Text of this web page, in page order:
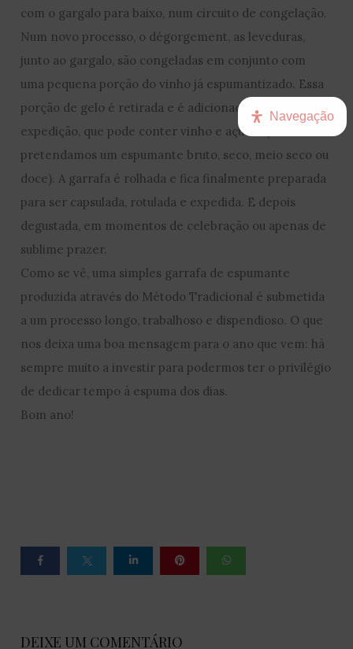
com o gargalo para baixo, num circuito de congelação.
Num novo processo, o dégorgement, as leveduras,
junto ao gargalo, são congeladas em conjunto com
uma pequena porção do vinho já espumantizado. Essa
porção de gelo é retirada e é adicionado o licor de
expedição, que pode conter vinho e açúcar (consoante
pretendamos um espumante bruto, seco, meio seco ou
doce). A garrafa é rolhada e fica finalmente preparada
para ser capsulada, rotulada e expedida. E depois
degustada, em momentos de celebração ou apenas de
sublime prazer.
Como se vê, uma simples garrafa de espumante
produzida através do Método Tradicional é submetida
a um processo longo, trabalhoso e dispendioso. O que
nos deixa uma boa mensagem para o ano que vem: há
sempre muito a investir para podermos ter o privilégio
de dedicar tempo à espuma dos dias.
Bom ano!
DEIXE UM COMENTÁRIO
Navegação